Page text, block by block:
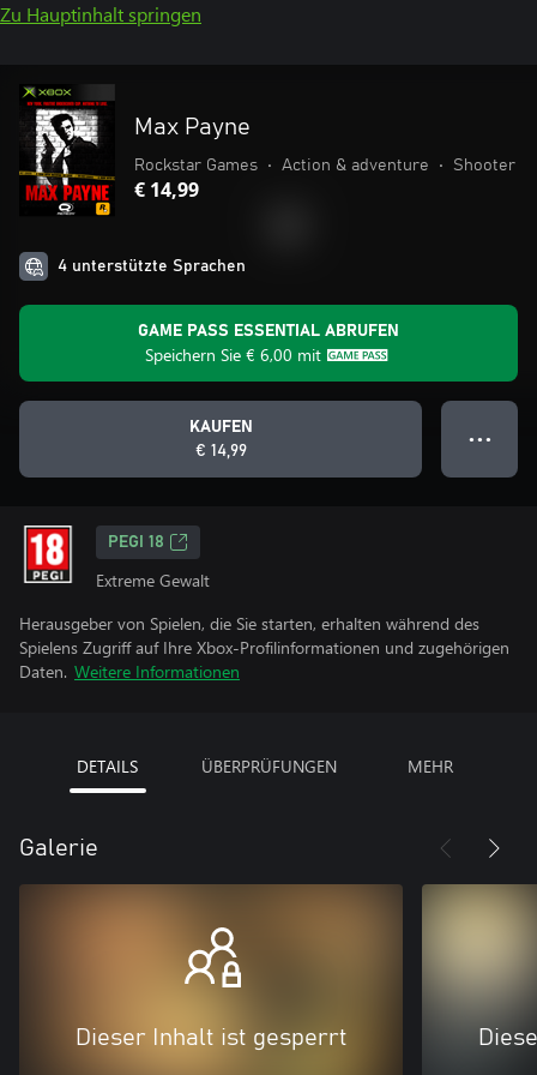
Zu Hauptinhalt springen
Max Payne
Rockstar Games • Action & adventure • Shooter
€ 14,99
4 unterstützte Sprachen
GAME PASS ESSENTIAL ABRUFEN
Speichern Sie € 6,00 mit
KAUFEN
€ 14,99
● ● ●
PEGI 18
Extreme Gewalt
Herausgeber von Spielen, die Sie starten, erhalten während des
Spielens Zugriff auf Ihre Xbox-Profilinformationen und zugehörigen
Daten. Weitere Informationen
DETAILS ÜBERPRÜFUNGEN MEHR
Galerie
Dieser Inhalt ist gesperrt